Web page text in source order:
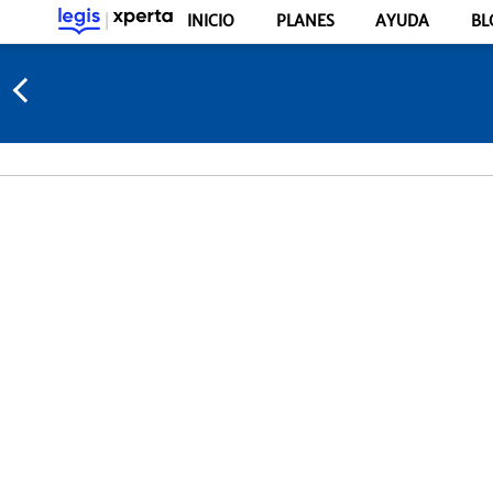
INICIO PLANES AYUDA